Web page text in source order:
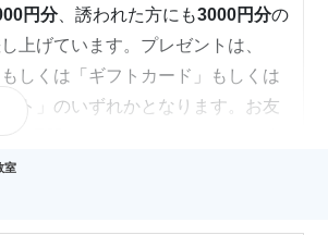
円分、誘われた方にも3000円分の
上げています。プレゼントは、
もしくは「ギフトカード」もしくは
フト」のいずれかとなります。お友
ントをお送りしております。
室